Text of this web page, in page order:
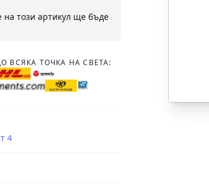
този артикул ще бъде
ВСЯКА ТОЧКА НА СВЕТА:
4